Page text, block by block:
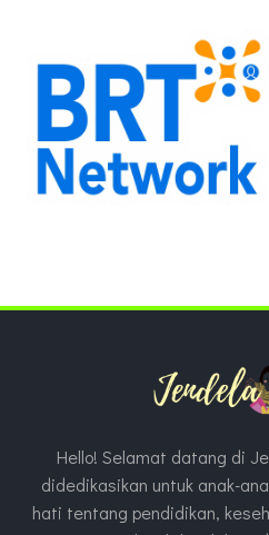
Hello! Selamat datang di
didedikasikan untuk anak-
hati tentang pendidikan,